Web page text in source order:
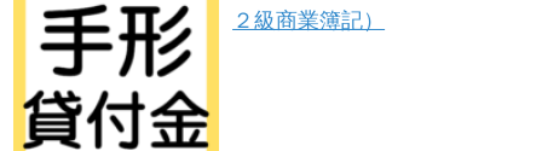
２級商業簿記）